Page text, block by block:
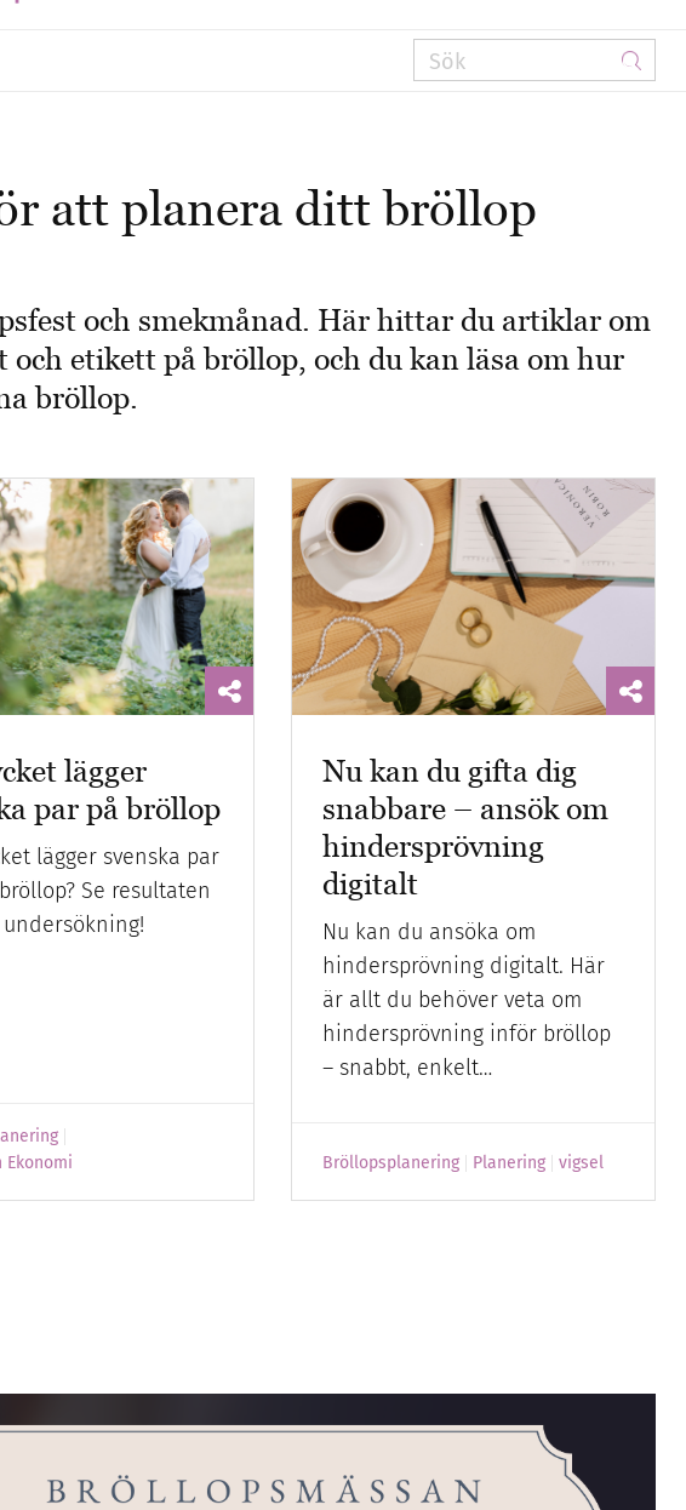
att planera ditt bröllop
och smekmånad. Här hittar du artiklar om
etikett på bröllop, och du kan läsa om hur
bröllop.
lägger
par på bröllop
lägger svenska par
Se resultaten
Ekonomi
Nu kan du gifta dig
snabbare – ansök om
hindersprövning
digitalt
Nu kan du ansöka om
hindersprövning digitalt. Här
är allt du behöver veta om
hindersprövning inför bröllop
– snabbt, enkelt…
Bröllopsplanering Planering vigsel